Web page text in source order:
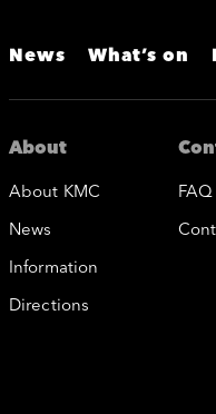
News What’s on
About
About KMC
News
Information
Directions
FAQ